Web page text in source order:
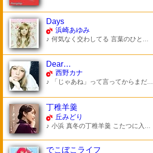
Days
浜崎あゆみ
♪ 何気なく交わしてる 言葉のひと...
Dear…
西野カナ
♪ 「じゃあね」って言ってからまだ...
丁稚羊羹
丘みどり
♪ 小浜 真冬の丁稚羊羹 こたつに入...
でこぼこライフ